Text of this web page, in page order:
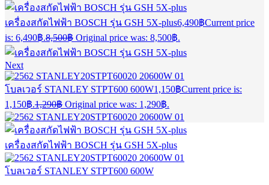
เครื่องสกัดไฟฟ้า BOSCH รุ่น GSH 5X-plus6,490฿Current price
is: 6,490฿.8,500฿ Original price was: 8,500฿.
Next
โบลเวอร์ STANLEY STPT600 600W1,150฿Current price is:
1,150฿.1,290฿ Original price was: 1,290฿.
เครื่องสกัดไฟฟ้า BOSCH รุ่น GSH 5X-plus
โบลเวอร์ STANLEY STPT600 600W